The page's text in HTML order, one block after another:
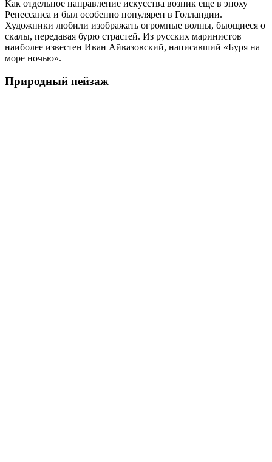
Как отдельное направление искусства возник еще в эпоху
Ренессанса и был особенно популярен в Голландии.
Художники любили изображать огромные волны, бьющиеся о
скалы, передавая бурю страстей. Из русских маринистов
наиболее известен Иван Айвазовский, написавший «Буря на
море ночью».
Природный пейзаж